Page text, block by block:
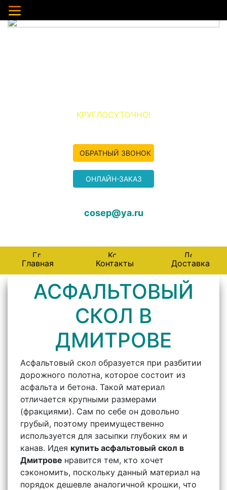
КРУГЛОСУТОЧНО!
ОБРАТНЫЙ ЗВОНОК
ОНЛАЙН-ЗАКАЗ
cosep@ya.ru
Главная Контакты Доставка
АСФАЛЬТОВЫЙ
СКОЛ В
ДМИТРОВЕ
Асфальтовый скол образуется при разбитии
дорожного полотна, которое состоит из
асфальта и бетона. Такой материал
отличается крупными размерами
(фракциями). Сам по себе он довольно
грубый, поэтому преимущественно
используется для засыпки глубоких ям и
канав. Идея купить асфальтовый скол в
Дмитрове нравится тем, кто хочет
сэкономить, поскольку данный материал на
порядок дешевле аналогичной крошки, что